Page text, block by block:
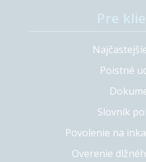
Poistné
Slovník
Povolenie na
Overenie